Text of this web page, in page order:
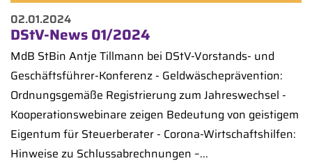
02.01.2024
DStV-News 01/2024
MdB StBin Antje Tillmann bei DStV-Vorstands- und
Geschäftsführer-Konferenz - Geldwäscheprävention:
Ordnungsgemäße Registrierung zum Jahreswechsel -
Kooperationswebinare zeigen Bedeutung von geistigem
Eigentum für Steuerberater - Corona-Wirtschaftshilfen:
Hinweise zu Schlussabrechnungen –...